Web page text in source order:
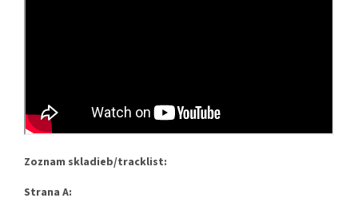
Zoznam skladieb/tracklist:
Strana A: